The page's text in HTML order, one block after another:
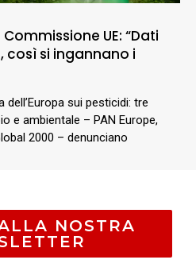
UE: “Dati
così si ingannano i
sui pesticidi: tre
e ambientale – PAN Europe,
2000 – denunciano
NOSTRA